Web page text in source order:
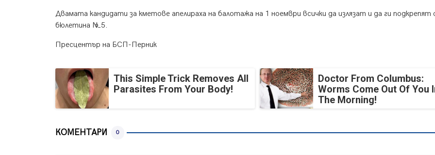
Двамата кандидати за кметове апелираха на балотажа на 1 ноември всички да излязат и да ги подкрепят
бюлетина №5.
Пресцентър на БСП-Перник
This Simple Trick Removes All
Parasites From Your Body!
Doctor From Columbus:
Worms Come Out Of You
The Morning!
КОМЕНТАРИ 0